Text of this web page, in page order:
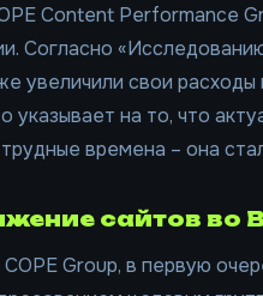
Content Performance
Согласно
увеличили свои
на то, что
времена – она
сайтов во
Group, в первую